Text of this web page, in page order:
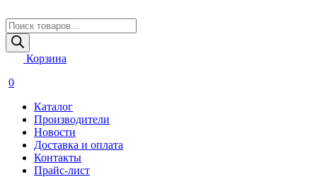
Поиск
товаров
Корзина
0
Каталог
Производители
Новости
Доставка и оплата
Контакты
Прайс-лист